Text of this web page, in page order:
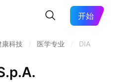
开始
康科技 医学专业 DIA